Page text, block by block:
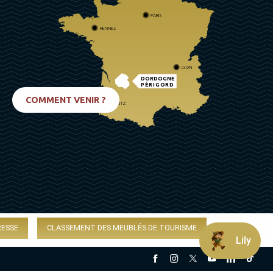
DORDOGNE
PÉRIGORD
PARIS
RENNES
LYON
BIARRITZ
COMMENT VENIR ?
CLASSEMENT DES MEUBLÉS DE TOURISME
Lily